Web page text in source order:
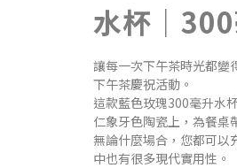
水杯｜
讓每一次下午茶時光都變
下午茶慶祝活動。
這款藍色玫瑰300毫升水
仁象牙色陶瓷上，為餐桌
無論什麼場合，您都可以
中也有很多現代實用性。